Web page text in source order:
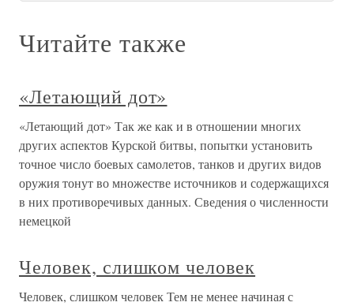
Читайте также
«Летающий дот»
«Летающий дот» Так же как и в отношении многих
других аспектов Курской битвы, попытки установить
точное число боевых самолетов, танков и других видов
оружия тонут во множестве источников и содержащихся
в них противоречивых данных. Сведения о численности
немецкой
Человек, слишком человек
Человек, слишком человек Тем не менее начиная с